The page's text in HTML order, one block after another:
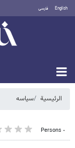
English فارسی
الرئيسية سیاسه
٠ Persons